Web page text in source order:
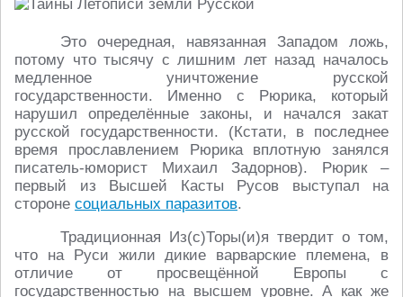
Это очередная, навязанная Западом ложь,
потому что тысячу с лишним лет назад началось
медленное уничтожение русской
государственности. Именно с Рюрика, который
нарушил определённые законы, и начался закат
русской государственности. (Кстати, в последнее
время прославлением Рюрика вплотную занялся
писатель-юморист Михаил Задорнов). Рюрик –
первый из Высшей Касты Русов выступал на
стороне социальных паразитов.
Традиционная Из(с)Торы(и)я твердит о том,
что на Руси жили дикие варварские племена, в
отличие от просвещённой Европы с
государственностью на высшем уровне. А как же